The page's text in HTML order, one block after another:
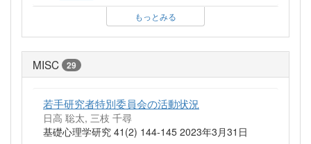
もっとみる
MISC 29
若手研究者特別委員会の活動状況
日高 聡太, 三枝 千尋
基礎心理学研究 41(2) 144-145 2023年3月31日